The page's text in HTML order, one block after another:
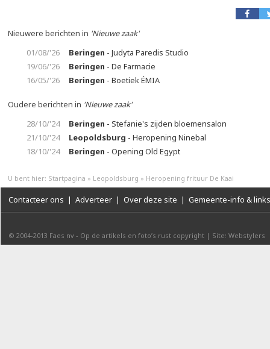
Nieuwere berichten in 'Nieuwe zaak'
01/08/'26
Beringen - Judyta Paredis Studio
19/06/'26
Beringen - De Farmacie
16/05/'26
Beringen - Boetiek ÉMIA
Oudere berichten in 'Nieuwe zaak'
28/10/'24
Beringen - Stefanie's zijden bloemensalon
21/10/'24
Leopoldsburg - Heropening Ninebal
18/10/'24
Beringen - Opening Old Egypt
U bent hier: Startpagina » Leopoldsburg » Heropening frituur De Kaai
Contacteer ons | Adverteer | Over deze site | Gemeente-info & links
© 2004-2013 Faes nv - Op de artikels en foto’s rust copyright | Site: Webstylers